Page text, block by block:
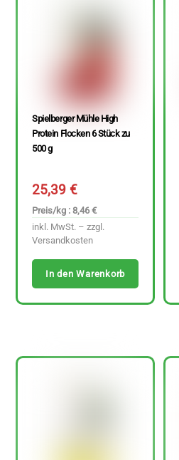
Spielberger Mühle High
Protein Flocken 6 Stück zu
500 g
25,39€
Preis/kg : 8,46 €
inkl. MwSt. – zzgl.
Versandkosten
In den Warenkorb